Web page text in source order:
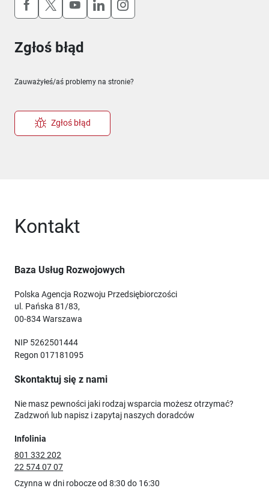
Uwaga, link otworzy się w nowym oknie
Uwaga, link otworzy się w nowym oknie
Uwaga, link otworzy się w nowym
Uwaga, link otworzy się w
Uwaga, link otworzy się w
Zgłoś błąd
Zauważyłeś/aś problemy na stronie?
Zgłoś błąd
Kontakt
Baza Usług Rozwojowych
Polska Agencja Rozwoju Przedsiębiorczości
ul. Pańska 81/83,
00-834 Warszawa
NIP 5262501444
Regon 017181095
Skontaktuj się z nami
Nie masz pewności jaki rodzaj wsparcia możesz otrzymać?
Zadzwoń lub napisz i zapytaj naszych doradców
Infolinia
801 332 202
22 574 07 07
Czynna w dni robocze od 8:30 do 16:30